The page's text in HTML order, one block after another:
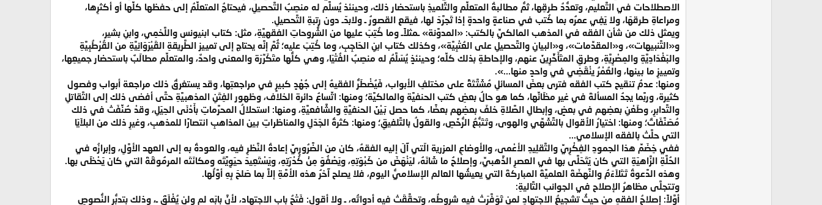
الاصطلاحات في التَّعليم، وتعدُّدُ طرقِها، ثمُّ مطالبةُ المتعلِّم والتِّلميذِ باستحضار ذلك، وحينئذ يُسلَّم له منصِبُ التَّحصيلِ، فيحتاجُ المتعلِّمُ إلى حفظها كلِّها أو أكثرِها،
ومراعاةِ طرقهَا، ولا يَفِي عمرُه بما كُتب في صناعةٍ واحدةٍ إذا تَجرَّدَ لها، فيقع القصورُ ـ ولابدّـ دون رتبةِ التَّحصيلِ.
ويمثل ذلك من شأن الفقه في المذهب المالكيِّ بالكتب: «المدوَّنة» ـمثلاًـ وما كُتِبَ عليها من الشُّروحاتِ الفقهيَّةِ، مثل: كتاب ابنيونس واللَّخمِي، وابنِ بشير،
و«التَّنبيهات»، و«المقدِّمات»، و«البيانِ والتَّحصيلِ على العُتْبِيَّة»، وكذلك كتاب ابنِ الحَاجِبِ، وما كُتِبَ عليه؛ ثُمَّ إنَّه يحتاج إلى تمييز الطَّريقةِ القَيْرَوَانِيَّةِ من القُرْطُبِيَّةِ
والبَغْدَادِيَّةِ والمِصْرِيَّةِ، وطرقِ المتَأَخِّرِينَ عنهم، والإحاطةِ بذلك كلِّه؛ وحينئذٍ يُسَلَّمُ له منصِبُ الفُتْيَا، وهي كلُّها متَكَرِّرَة والمعنى واحدٌ، والمتعلِّم مطالَبٌ باستحضار جميعِها،
وتمييزِ ما بينها، والعُمْرُ ينْقَضِي في واحدٍ منها...».
ومنها: عدمُ تنقيح كتب الفقه فترى بعضَ المسائلِ مُشَتَّتَةً على مختلفِ الأبواب، فَيُضْطَرُّ الفقيهُ إلى جُهْدٍ كبيرٍ في مراجعتِها، وقد يستغرقُ ذلك مراجعة أبواب وفصول
كثيرة، وربَّما يجدُ المسألةَ في غير مظَانِّها، كما هو حالُ بعضِ كتب الحنفيَّة والمالكيَّة؛ ومنها: اتِّساعُ دائرة الخلاف، وظهور الفِتَنِ المذهبيَّةِ حتَّى أفضى ذلك إلى التَّقاتلِ
والتَّدابرِ، وطَعْنِ بعضِهم في بعضٍ، وإبطالِ الصَّلاةِ خلفَ بعضِهم بعضًا، كما حصل بَيْنَ الحنفيَّةِ والشَّافعيَّةِ، ومنها: استحلالُ المحرَّماتِ بأَدْنَى الحِيَلِ، وقدْ صُنِّفَتْ في ذلك
مُصَنَّفَاتٌ؛ ومنها: اختيارُ الأقوال بالتَّشَهِّي والهوى، وتَتَبُّعُ الرُّخَصِ، والقولُ بالتَّلفيقِ؛ ومنها: كثرةُ الجَدَلِ والمناظراتِ بين المذاهبِ انتصارًا للمذهبِ، وغيرِ ذلك من البلاَيَا
التي حلَّتْ بالفقه الإسلامي...
ففي خِضَمِّ هذا الجمودِ الفِكْرِيِّ والتَّقلِيدِ الأعْمى، والأوضاعِ المزرية الّتي آلَ إليه الفقهُ، كان من الضَّرُورِيِّ إعادةُ النَّظرِ فيه، والعودةُ به إلى العهد الأوَّلِ، وإبرازُه في
الحُلَّةِ الزَّاهيَةِ التي كان يَتَحَلَّى بها في العصرِ الذَّهبيِّ، وإصلاحُ ما شَانَهُ، ليَنْهَضَ من كَبْوَتِهِ، ويَصْفُوَ مِنْ كُدْرَتِهِ، ويَسْتَعِيدَ حيَوِيَّتَه ومكانَتَه المرمُوقَةَ التي كان يَحْظَى بها.
وهذه الدَّعوةُ تَتَلاَءَمُ والنَّهضَةَ العلميَّةَ المباركةَ التي يعيشُها العالم الإسلاميُّ اليوم، فلا يصلح آخرُ هذه الأمَّةِ إلاَّ بما صَلحَ بِهِ أوَّلُها.
وتتجلَّى مظاهرُ الإصلاح في الجوانب التَّاليةِ:
أوَّلاً: إصلاحُ الفقهِ من حيثُ تشجيعُ الاجتهادِ لمن تَوَفَّرَتْ فيه شروطُه، وتحقَّقَتْ فيه أدواتُه، ـ ولا أقول: فَتْحُ باب الاجتهاد، لأنَّ بابَه لم ولن يُغْلَقَ ـ، وذلك بتدبُّر النُّصوصِ